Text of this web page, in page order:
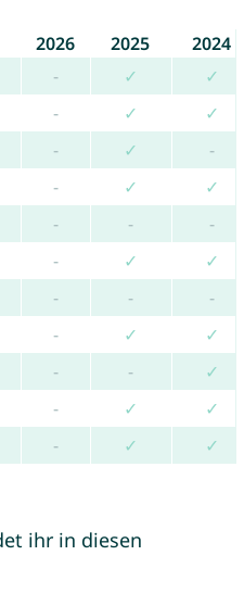
2026 2025
2024
- ✓
✓
- ✓
✓
- ✓
-
- ✓
✓
- -
-
- ✓
✓
- -
-
- ✓
✓
- -
✓
- ✓
✓
- ✓ ✓
ihr in diesen